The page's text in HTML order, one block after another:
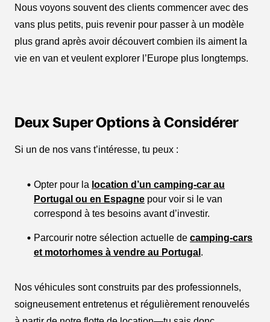
Nous voyons souvent des clients commencer avec des
vans plus petits, puis revenir pour passer à un modèle
plus grand après avoir découvert combien ils aiment la
vie en van et veulent explorer l’Europe plus longtemps.
Deux Super Options à Considérer
Si un de nos vans t’intéresse, tu peux :
Opter pour la location d’un camping-car au
Portugal ou en Espagne pour voir si le van
correspond à tes besoins avant d’investir.
Parcourir notre sélection actuelle de camping-cars
et motorhomes à vendre au Portugal .
Nos véhicules sont construits par des professionnels,
soigneusement entretenus et régulièrement renouvelés